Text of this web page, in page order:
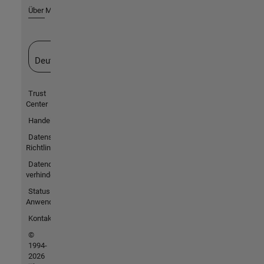
Über MathWorks
Deutschland
Trust
Center
Handelsmarken
Datenschutz-
Richtlinien
Datendiebstahl
verhindern
Status von
Anwendungen
Kontakt
©
1994-
2026